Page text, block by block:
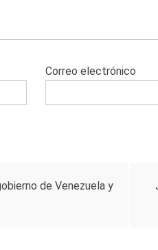
Correo electrónico
de Venezuela y